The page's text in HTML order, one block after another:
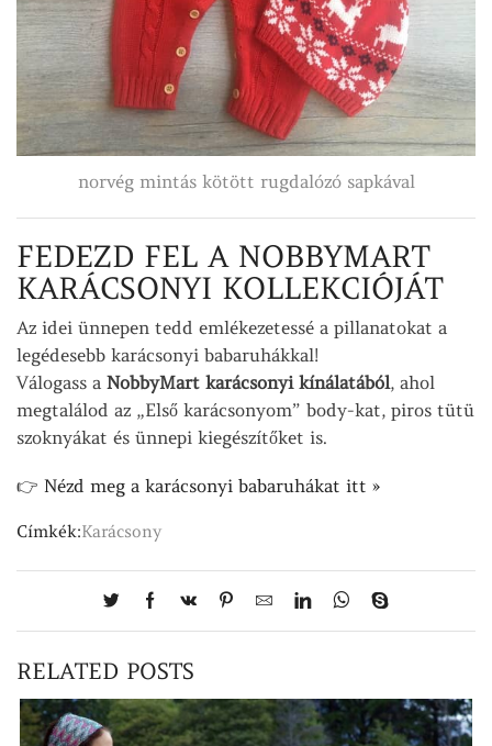
norvég mintás kötött rugdalózó sapkával
FEDEZD FEL A NOBBYMART
KARÁCSONYI KOLLEKCIÓJÁT
Az idei ünnepen tedd emlékezetessé a pillanatokat a
legédesebb karácsonyi babaruhákkal!
Válogass a NobbyMart karácsonyi kínálatából, ahol
megtalálod az „Első karácsonyom” body-kat, piros tütü
szoknyákat és ünnepi kiegészítőket is.
👉 Nézd meg a karácsonyi babaruhákat itt »
Címkék:Karácsony
RELATED POSTS